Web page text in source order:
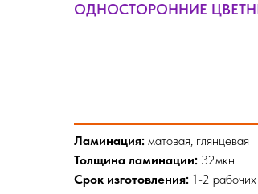
ОДНОСТОРОННИЕ
Ламинация: матовая, глянцевая
Толщина ламинации: 32мкн
Срок изготовления: 1-2